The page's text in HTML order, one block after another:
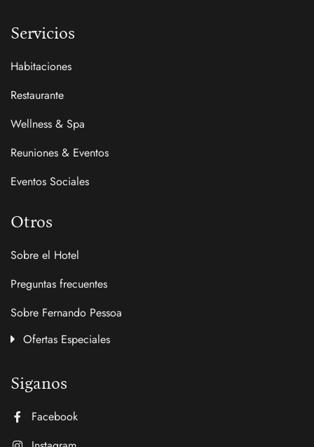
Servicios
Habitaciones
Restaurante
Wellness & Spa
Reuniones & Eventos
Eventos Sociales
Otros
Sobre el Hotel
Preguntas frecuentes
Sobre Fernando Pessoa
Ofertas Especiales
Siganos
Facebook